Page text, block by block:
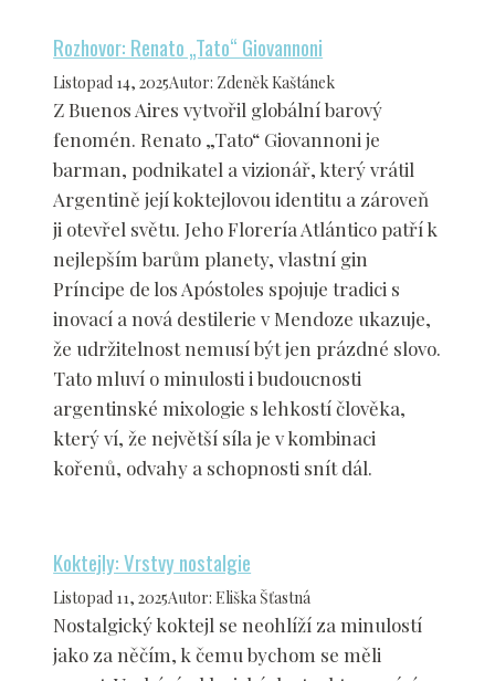
Rozhovor: Renato „Tato“ Giovannoni
Listopad 14, 2025Autor: Zdeněk Kaštánek
Z Buenos Aires vytvořil globální barový
fenomén. Renato „Tato“ Giovannoni je
barman, podnikatel a vizionář, který vrátil
Argentině její koktejlovou identitu a zároveň
ji otevřel světu. Jeho Florería Atlántico patří k
nejlepším barům planety, vlastní gin
Príncipe de los Apóstoles spojuje tradici s
inovací a nová destilerie v Mendoze ukazuje,
že udržitelnost nemusí být jen prázdné slovo.
Tato mluví o minulosti i budoucnosti
argentinské mixologie s lehkostí člověka,
který ví, že největší síla je v kombinaci
kořenů, odvahy a schopnosti snít dál.
Koktejly: Vrstvy nostalgie
Listopad 11, 2025Autor: Eliška Šťastná
Nostalgický koktejl se neohlíží za minulostí
jako za něčím, k čemu bychom se měli